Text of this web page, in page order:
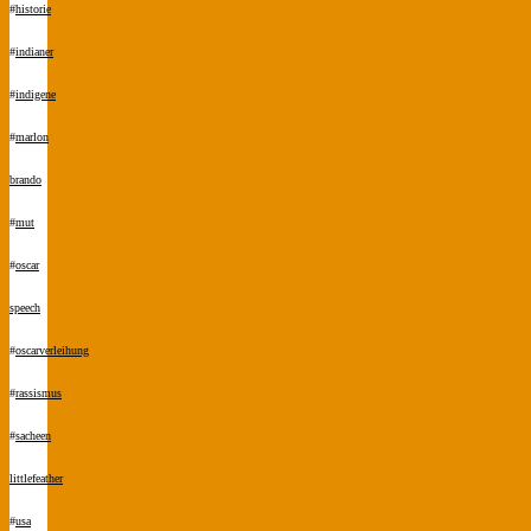
#historie
#indianer
#indigene
#marlon
brando
#mut
#oscar
speech
#oscarverleihung
#rassismus
#sacheen
littlefeather
#usa